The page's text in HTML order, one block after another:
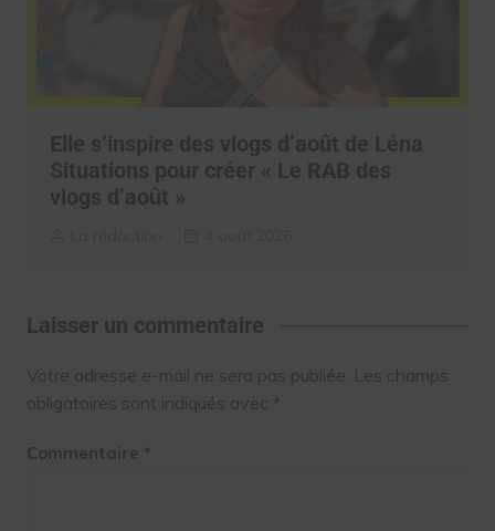
Elle s’inspire des vlogs d’août de Léna
Situations pour créer « Le RAB des
vlogs d’août »
Laisser un commentaire
Votre adresse e-mail ne sera pas publiée. Les champs
obligatoires sont indiqués avec *
Commentaire *